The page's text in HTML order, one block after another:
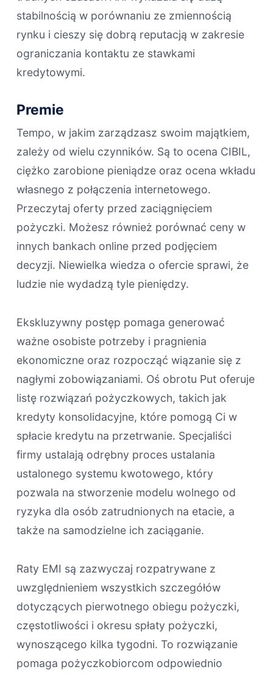
stabilnością w porównaniu ze zmiennością
rynku i cieszy się dobrą reputacją w zakresie
ograniczania kontaktu ze stawkami
kredytowymi.
Premie
Tempo, w jakim zarządzasz swoim majątkiem,
zależy od wielu czynników. Są to ocena CIBIL,
ciężko zarobione pieniądze oraz ocena wkładu
własnego z połączenia internetowego.
Przeczytaj oferty przed zaciągnięciem
pożyczki. Możesz również porównać ceny w
innych bankach online przed podjęciem
decyzji. Niewielka wiedza o ofercie sprawi, że
ludzie nie wydadzą tyle pieniędzy.
Ekskluzywny postęp pomaga generować
ważne osobiste potrzeby i pragnienia
ekonomiczne oraz rozpocząć wiązanie się z
nagłymi zobowiązaniami. Oś obrotu Put oferuje
listę rozwiązań pożyczkowych, takich jak
kredyty konsolidacyjne, które pomogą Ci w
spłacie kredytu na przetrwanie. Specjaliści
firmy ustalają odrębny proces ustalania
ustalonego systemu kwotowego, który
pozwala na stworzenie modelu wolnego od
ryzyka dla osób zatrudnionych na etacie, a
także na samodzielne ich zaciąganie.
Raty EMI są zazwyczaj rozpatrywane z
uwzględnieniem wszystkich szczegółów
dotyczących pierwotnego obiegu pożyczki,
częstotliwości i okresu spłaty pożyczki,
wynoszącego kilka tygodni. To rozwiązanie
pomaga pożyczkobiorcom odpowiednio